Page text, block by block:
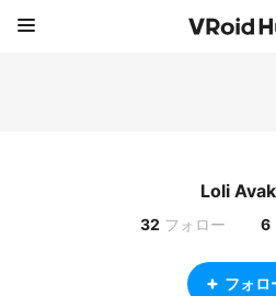
Loli
32 フォロー 6
フォロ